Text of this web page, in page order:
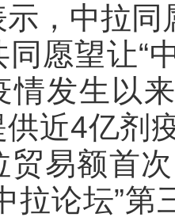
中拉同
愿望让“
情发生以
近4亿剂
贸易额首
拉论坛”